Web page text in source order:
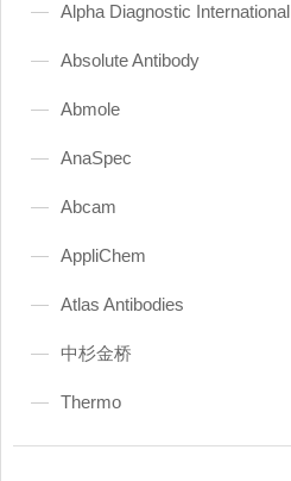
Alpha Diagnostic International
Absolute Antibody
Abmole
AnaSpec
Abcam
AppliChem
Atlas Antibodies
中杉金桥
Thermo